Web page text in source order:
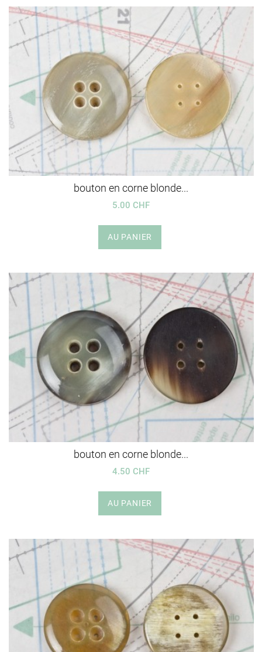
bouton en corne blonde...
5.00 CHF
AU PANIER
bouton en corne blonde...
4.50 CHF
AU PANIER